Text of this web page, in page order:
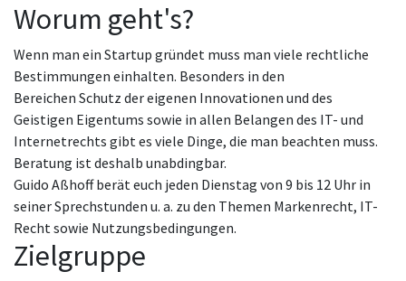
Worum geht's?
Wenn man ein Startup gründet muss man viele rechtliche
Bestimmungen einhalten. Besonders in den
Bereichen Schutz der eigenen Innovationen und des
Geistigen Eigentums sowie in allen Belangen des IT- und
Internetrechts gibt es viele Dinge, die man beachten muss.
Beratung ist deshalb unabdingbar.
Guido Aßhoff berät euch jeden Dienstag von 9 bis 12 Uhr in
seiner Sprechstunden u. a. zu den Themen Markenrecht, IT-
Recht sowie Nutzungsbedingungen.
Zielgruppe